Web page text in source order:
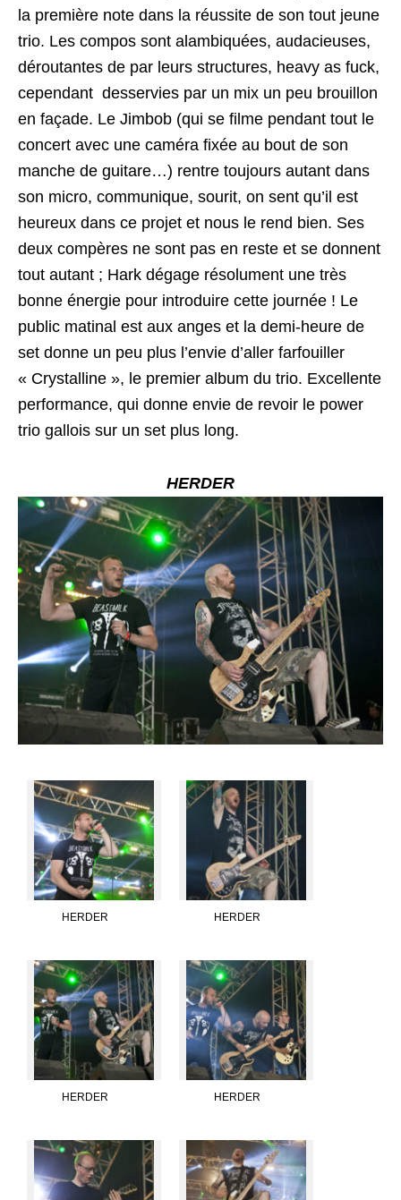
la première note dans la réussite de son tout jeune
trio. Les compos sont alambiquées, audacieuses,
déroutantes de par leurs structures, heavy as fuck,
cependant desservies par un mix un peu brouillon
en façade. Le Jimbob (qui se filme pendant tout le
concert avec une caméra fixée au bout de son
manche de guitare…) rentre toujours autant dans
son micro, communique, sourit, on sent qu’il est
heureux dans ce projet et nous le rend bien. Ses
deux compères ne sont pas en reste et se donnent
tout autant ; Hark dégage résolument une très
bonne énergie pour introduire cette journée ! Le
public matinal est aux anges et la demi-heure de
set donne un peu plus l’envie d’aller farfouiller
« Crystalline », le premier album du trio. Excellente
performance, qui donne envie de revoir le power
trio gallois sur un set plus long.
HERDER
HERDER HERDER
HERDER HERDER